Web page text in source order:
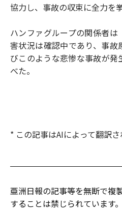
協力し、事故の収束に全力を
ハンファグループの関係者
害状況は確認中であり、事
びこのような悲惨な事故が
べた。
* この記事はAIによって翻訳さ
亜洲日報の記事等を無断で複
することは禁じられています。